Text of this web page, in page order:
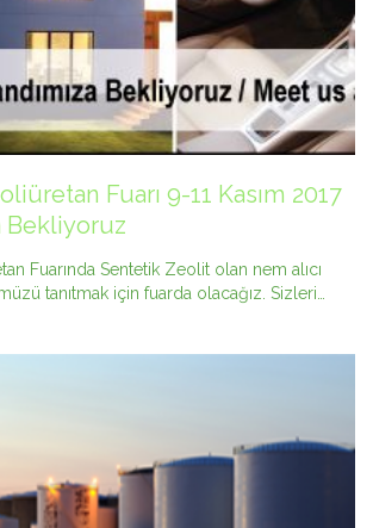
Fuarı 9-11 Kasım 2017
Bekliyoruz
Fuarında Sentetik Zeolit olan nem alıcı
tanıtmak için fuarda olacağız. Sizleri…